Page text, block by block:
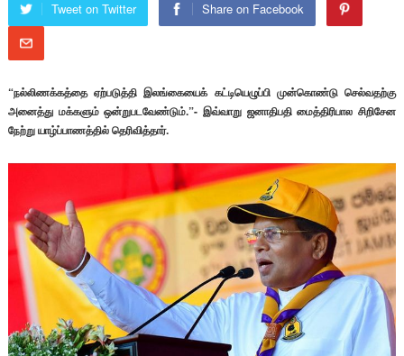
Tweet on Twitter Share on Facebook
“நல்லிணக்கத்தை ஏற்படுத்தி இலங்கையைக் கட்டியெழுப்பி முன்கொண்டு செல்வதற்கு
அனைத்து மக்களும் ஒன்றுபடவேண்டும்.”- இவ்வாறு ஜனாதிபதி மைத்திரிபால சிறிசேன
நேற்று யாழ்ப்பாணத்தில் தெரிவித்தார்.